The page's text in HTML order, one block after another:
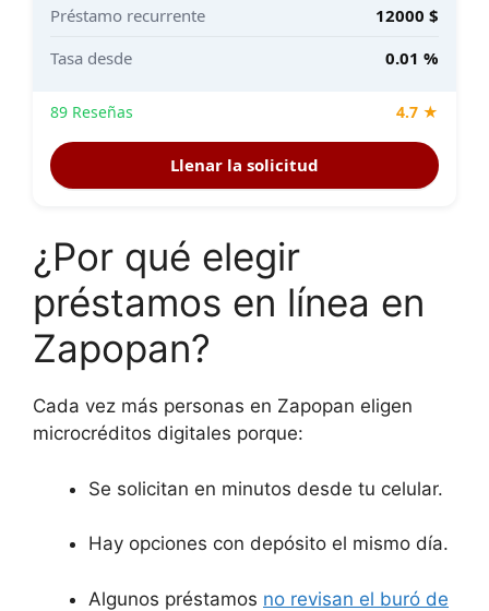
Préstamo recurrente
12000 $
Tasa desde
0.01 %
89 Reseñas 4.7 ★
Llenar la solicitud
¿Por qué elegir
préstamos en línea en
Zapopan?
Cada vez más personas en Zapopan eligen
microcréditos digitales porque:
Se solicitan en minutos desde tu celular.
Hay opciones con depósito el mismo día.
Algunos préstamos no revisan el buró de